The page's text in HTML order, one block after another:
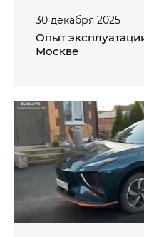
30 декабря 2025
Опыт
Москве